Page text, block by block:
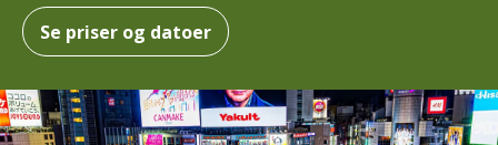
Se priser og datoer